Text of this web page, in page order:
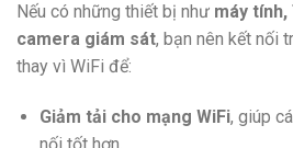
Nếu có những thiết bị như máy
camera giám sát, bạn nên kết nối
thay vì WiFi để:
Giảm tải cho mạng WiFi, giúp